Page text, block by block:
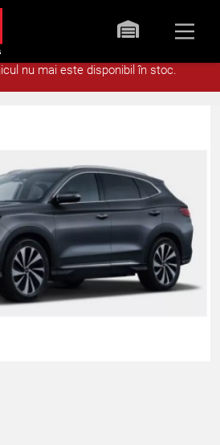
nu mai este disponibil în stoc.
Stoc BYD SEAL U EV 5 uși